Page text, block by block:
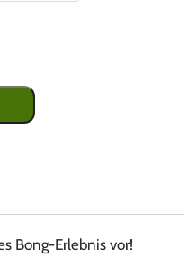
Bong-Erlebnis vor!